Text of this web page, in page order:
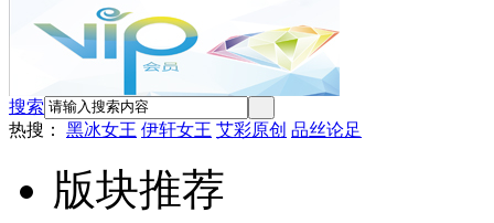
搜索
热搜：
黑冰女王 伊轩女王 艾彩原创 品丝论足
版块推荐